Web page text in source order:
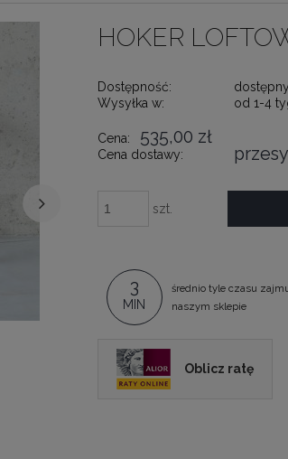
HOKER
Dostępność:
Wysyłka w:
od 1-4
Cena: 535,00 zł
Cena dostawy:
szt.
3
MIN
średnio tyle czasu
naszym sklepie
Oblicz ratę